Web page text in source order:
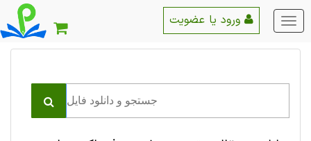
منو
اصلی